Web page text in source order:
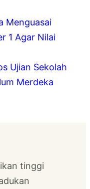
Menguasai
1 Agar Nilai
Ujian Sekolah
Merdeka
tinggi